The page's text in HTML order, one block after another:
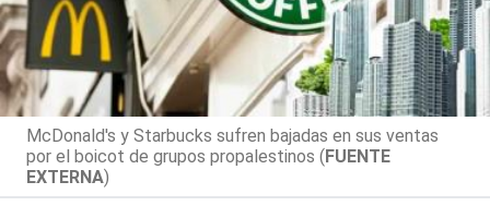
McDonald's y Starbucks sufren bajadas en sus ventas
por el boicot de grupos propalestinos (FUENTE
EXTERNA)